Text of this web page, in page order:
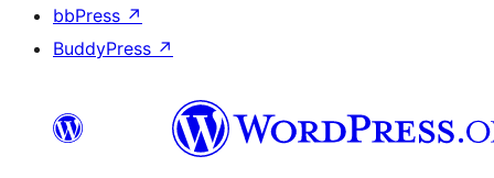
bbPress ↗
BuddyPress ↗